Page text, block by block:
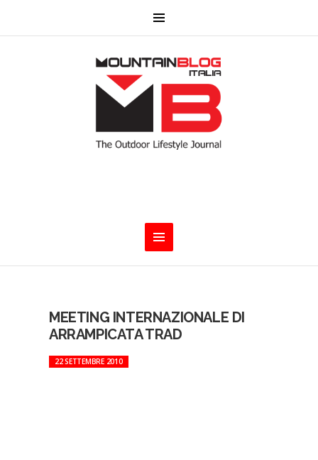
MEETING INTERNAZIONALE DI
ARRAMPICATA TRAD
22 SETTEMBRE 2010